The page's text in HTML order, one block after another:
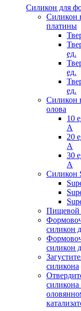
Силикон для
Силикон
платины
ед.
ед.
ед.
Силикон
олова
10
А
20
А
30
А
Силикон
Пищевой
силикон
силикон
силикона
силикона